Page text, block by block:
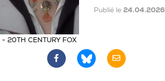
20TH CENTURY FOX
Publié le 24.04.2026